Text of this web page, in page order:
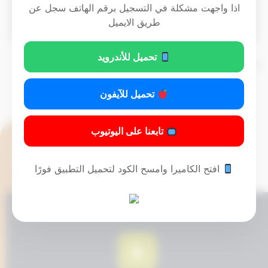
Download PDF
تم التحديث 10 أشهر ago عن طريق Mrmarwan
اذا واجهت مشكلة في التسجيل برقم الهاتف سجل عن
طريق الايميل
تحميل للأندرويد
تحميل للآيفون
تابعنا على اليوتيوب
افتح الكاميرا وامسح الكود لتحميل التطبيق فورًا